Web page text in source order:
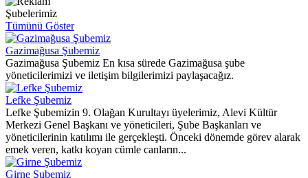
Şubelerimiz
Tümünü Göster
Gazimağusa Şubemiz
Gazimağusa Şubemiz En kısa sürede Gazimağusa şube
yöneticilerimizi ve iletişim bilgilerimizi paylaşacağız.
Lefke Şubemiz
Lefke Şubemizin 9. Olağan Kurultayı üyelerimiz, Alevi Kültür
Merkezi Genel Başkanı ve yöneticileri, Şube Başkanları ve
yöneticilerinin katılımı ile gerçekleşti. Önceki dönemde görev alarak
emek veren, katkı koyan cümle canların...
Girne Şubemiz